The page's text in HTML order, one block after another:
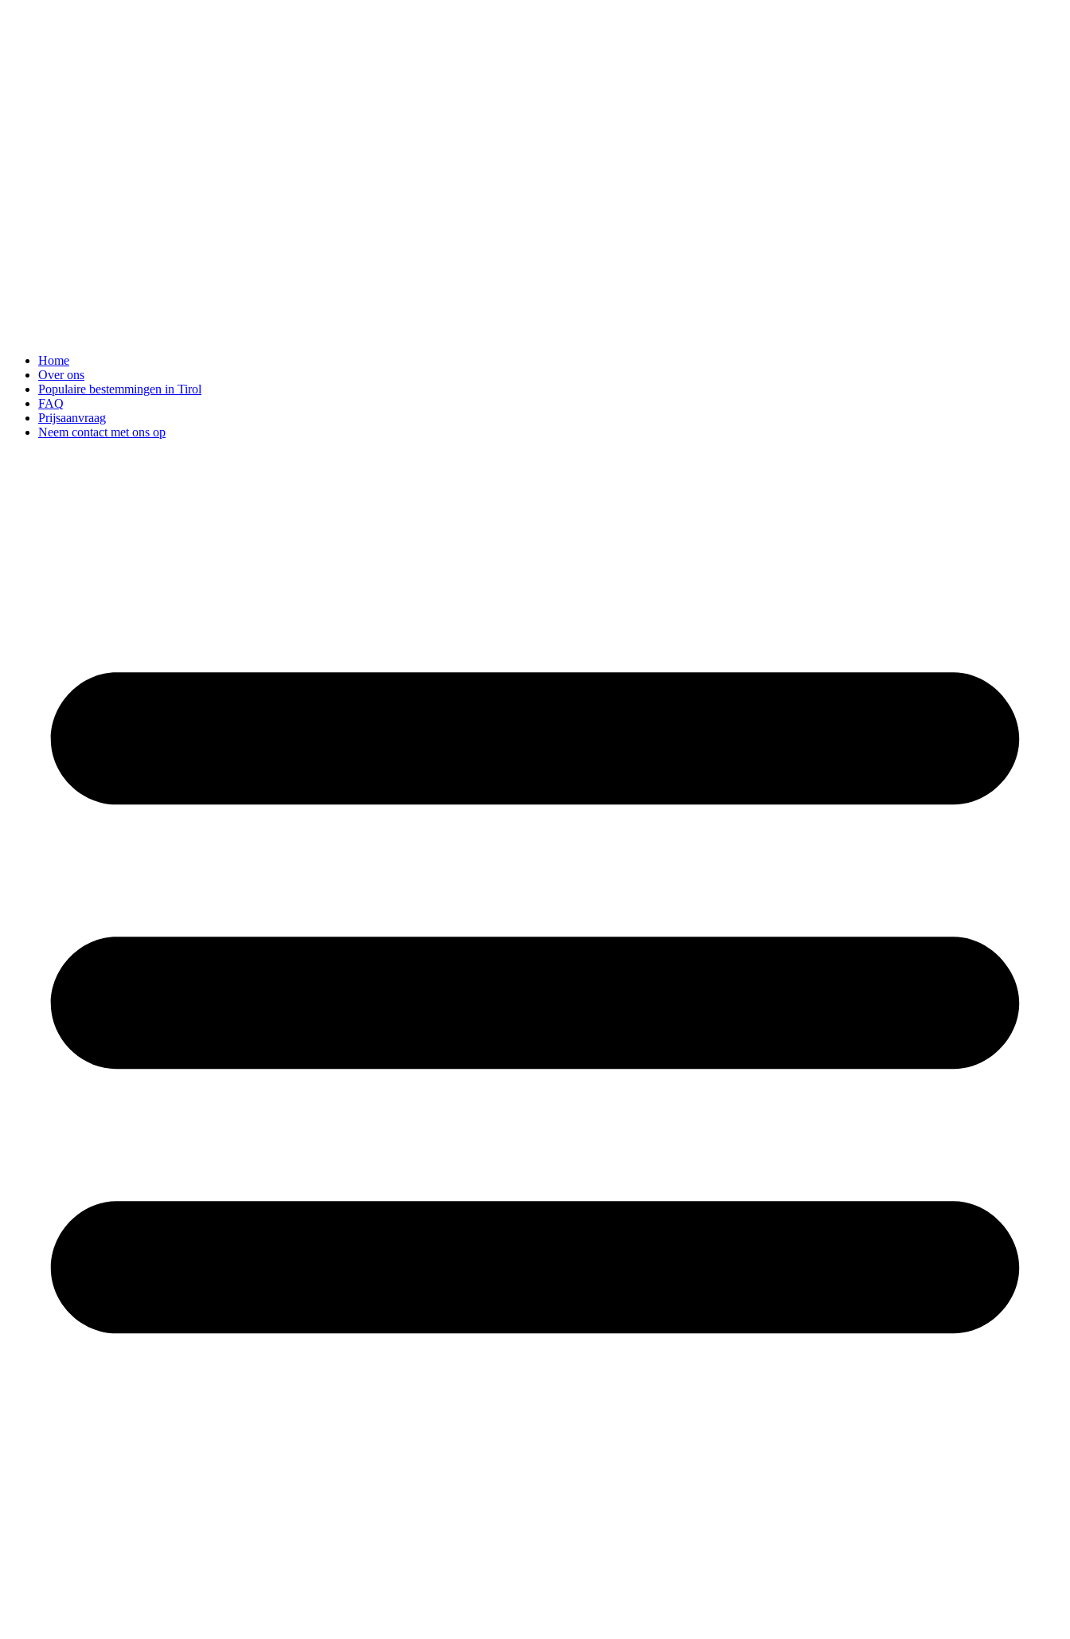
Home
Over ons
Populaire bestemmingen in Tirol
FAQ
Prijsaanvraag
Neem contact met ons op